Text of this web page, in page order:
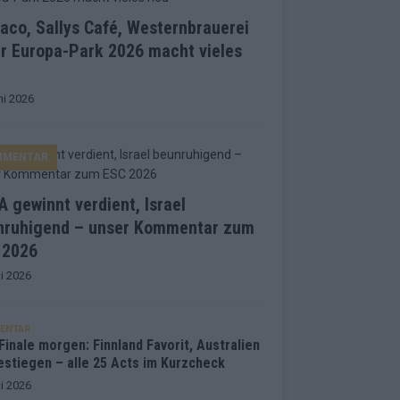
Sallys Café, Westernbrauerei
Europa-Park 2026 macht vieles
2026
gewinnt verdient, Israel
– unser Kommentar zum
2026
2026
morgen: Finnland Favorit, Australien
– alle 25 Acts im Kurzcheck
2026